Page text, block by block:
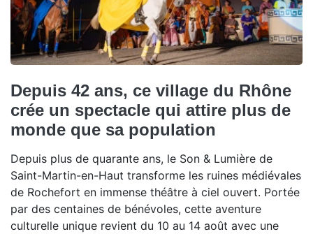
Depuis 42 ans, ce village du Rhône
crée un spectacle qui attire plus de
monde que sa population
Depuis plus de quarante ans, le Son & Lumière de
Saint-Martin-en-Haut transforme les ruines médiévales
de Rochefort en immense théâtre à ciel ouvert. Portée
par des centaines de bénévoles, cette aventure
culturelle unique revient du 10 au 14 août avec une